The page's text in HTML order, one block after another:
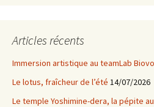
o
o
k
er
Articles récents
Immersion artistique au teamLab
Le lotus, fraîcheur de l’été 14/07/2026
Le temple Yoshimine-dera, la pépite